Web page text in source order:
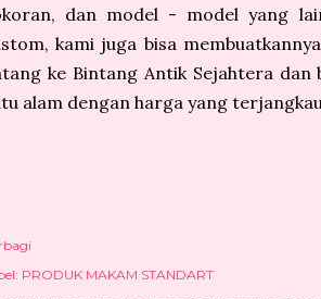
dan model - model yang
kami juga bisa
ke Bintang Antik Sejahtera
alam dengan harga yang
PRODUK MAKAM STANDART